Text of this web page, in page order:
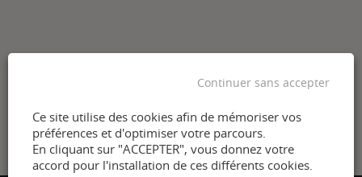
Ce site utilise des cookies afin de mémoriser vos
préférences et d'optimiser votre parcours.
En cliquant sur "ACCEPTER", vous donnez votre
accord pour l'installation de ces différents cookies.
Continuer sans accepter